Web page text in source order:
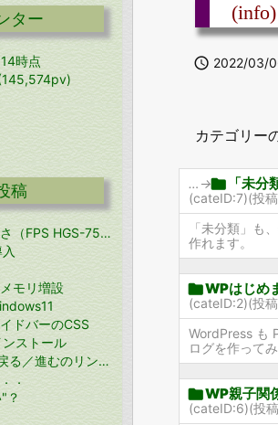
 2022/03/
カテゴリー
…→「未分
(cateID:7)(投
「未分類」も
作れます。
WPはじめ
(cateID:2)(投
WordPress も
ログを作って
WP親子関
(cateID:6)(投
ター
時点
稿
FPS HGS-750M）
モリ増設
ドバーのCSS
ストール
／進むのリンク）
．
？